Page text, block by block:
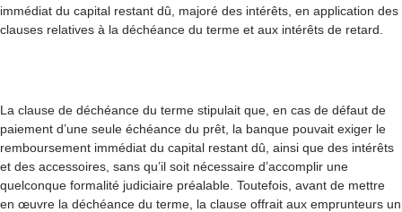
immédiat du capital restant dû, majoré des intérêts, en application des
clauses relatives à la déchéance du terme et aux intérêts de retard.
La clause de déchéance du terme stipulait que, en cas de défaut de
paiement d’une seule échéance du prêt, la banque pouvait exiger le
remboursement immédiat du capital restant dû, ainsi que des intérêts
et des accessoires, sans qu’il soit nécessaire d’accomplir une
quelconque formalité judiciaire préalable. Toutefois, avant de mettre
en œuvre la déchéance du terme, la clause offrait aux emprunteurs un